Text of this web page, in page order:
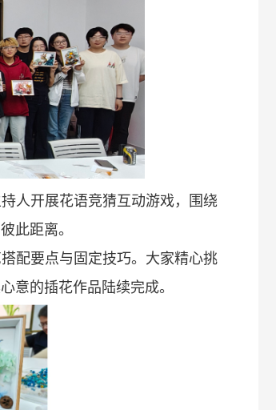
人开展花语竞猜互动游戏，围绕
此距离。
配要点与固定技巧。大家精心挑
意的插花作品陆续完成。